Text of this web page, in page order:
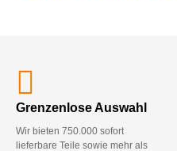
Grenzenlose Auswahl
Wir bieten 750.000 sofort
lieferbare Teile sowie mehr als